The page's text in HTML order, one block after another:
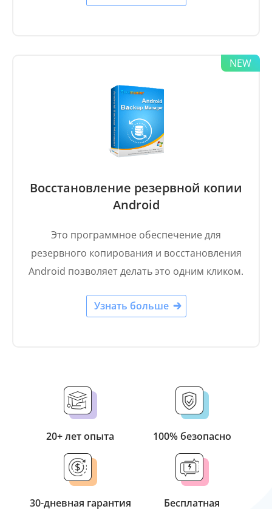
Восстановление резервной копии
Android
Это программное обеспечение для
резервного копирования и восстановления
Android позволяет делать это одним кликом.
Узнать больше
20+ лет опыта 100% безопасно
30-дневная гарантия
Бесплатная